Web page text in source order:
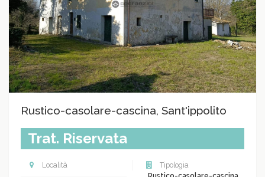
Rustico-casolare-cascina, Sant'ippolito
Trat. Riservata
Località
Tipologia